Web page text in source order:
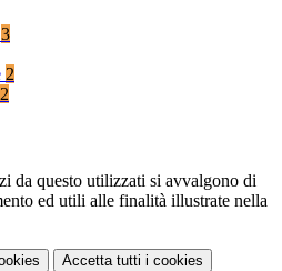
3
2
2
da questo utilizzati si avvalgono di
ed utili alle finalità illustrate nella
Accetta tutti i cookies